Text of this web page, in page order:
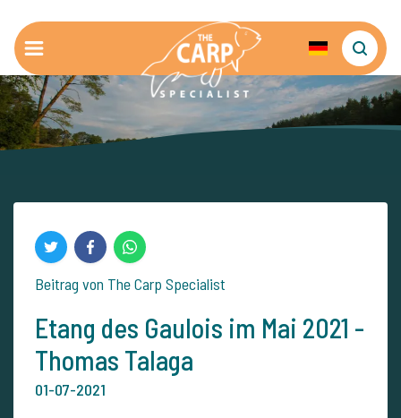
Beitrag von The Carp Specialist
Etang des Gaulois im Mai 2021 -
Thomas Talaga
01-07-2021